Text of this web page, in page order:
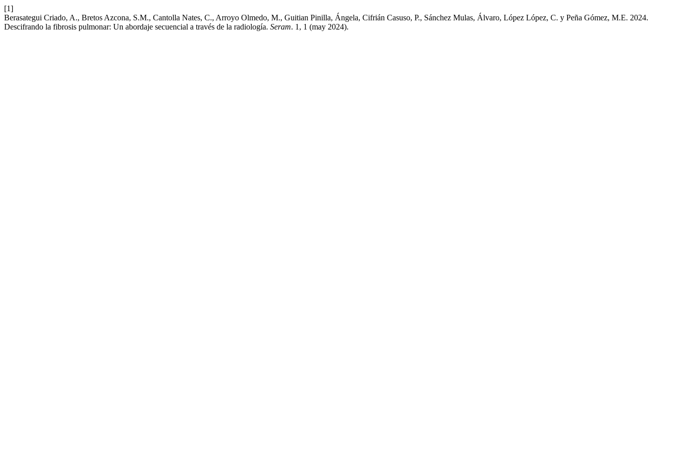
[1]
Berasategui Criado, A., Bretos Azcona, S.M., Cantolla Nates, C., Arroyo Olmedo, M., Guitian Pinilla, Ángela, Cifrián Casuso, P., Sánchez Mulas, Álvaro, López López, C. y Peña Gómez, M.E. 2024.
Descifrando la fibrosis pulmonar: Un abordaje secuencial a través de la radiología. Seram. 1, 1 (may 2024).